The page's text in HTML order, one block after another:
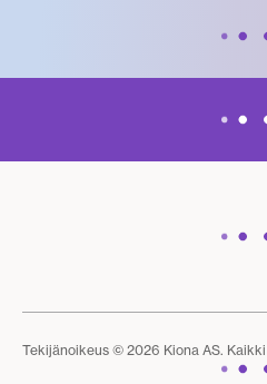
Tekijänoikeus © 2026 Kiona AS.